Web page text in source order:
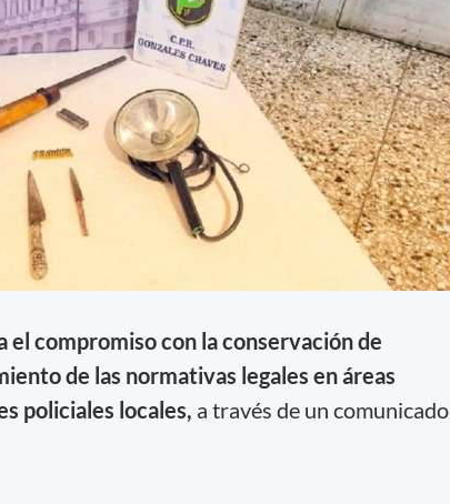
el compromiso con la conservación de
de las normativas legales en áreas
policiales locales, a través de un comunicado